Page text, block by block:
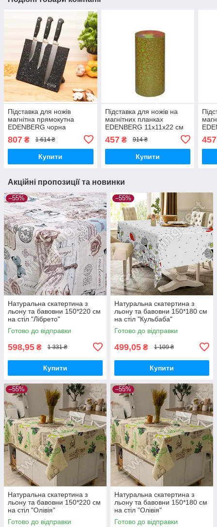
Підставка для ножів
магнітна прямокутна
EDENBERG чорна
807 ₴ 1 614 ₴
Купити
Підставка для ножів на
магнітних планках
EDENBERG 11х11х22 см
457₴ 914 ₴
Купити
457
Акційні пропозиції та новинки
–55%
Натуральна скатертина з
льону та бавовни 150*220 см
на стіл "Лібрето"
Готово до відправки
598,95 ₴ 1 331 ₴
Купити
–55%
Натуральна скатертина з
льону та бавовни 150*180 см
на стіл "Кульбаба"
Готово до відправки
499,05 ₴ 1 109 ₴
Купити
–55%
Натуральна скатертина з
льону та бавовни 150*220 см
на стіл "Олівія"
Готово до відправки
–55%
Натуральна скатертина з
льону та бавовни 150*180 см
на стіл "Олівія"
Готово до відправки